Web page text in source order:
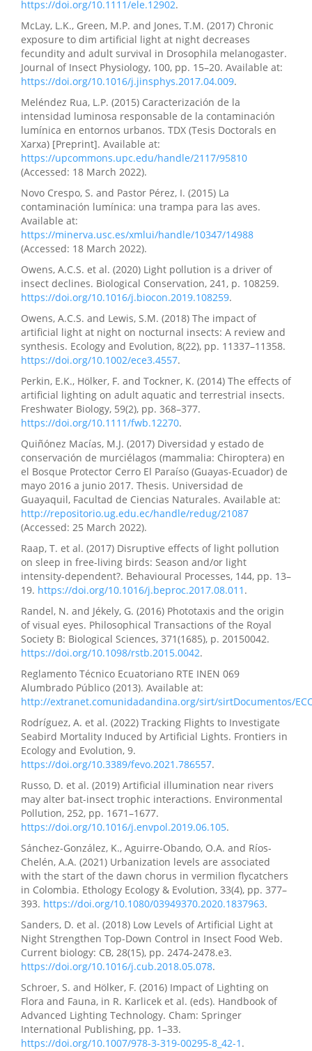
https://doi.org/10.1111/ele.12902.
McLay, L.K., Green, M.P. and Jones, T.M. (2017) Chronic
exposure to dim artificial light at night decreases
fecundity and adult survival in Drosophila melanogaster.
Journal of Insect Physiology, 100, pp. 15–20. Available at:
https://doi.org/10.1016/j.jinsphys.2017.04.009.
Meléndez Rua, L.P. (2015) Caracterización de la
intensidad luminosa responsable de la contaminación
lumínica en entornos urbanos. TDX (Tesis Doctorals en
Xarxa) [Preprint]. Available at:
https://upcommons.upc.edu/handle/2117/95810
(Accessed: 18 March 2022).
Novo Crespo, S. and Pastor Pérez, I. (2015) La
contaminación lumínica: una trampa para las aves.
Available at:
https://minerva.usc.es/xmlui/handle/10347/14988
(Accessed: 18 March 2022).
Owens, A.C.S. et al. (2020) Light pollution is a driver of
insect declines. Biological Conservation, 241, p. 108259.
https://doi.org/10.1016/j.biocon.2019.108259.
Owens, A.C.S. and Lewis, S.M. (2018) The impact of
artificial light at night on nocturnal insects: A review and
synthesis. Ecology and Evolution, 8(22), pp. 11337–11358.
https://doi.org/10.1002/ece3.4557.
Perkin, E.K., Hölker, F. and Tockner, K. (2014) The effects of
artificial lighting on adult aquatic and terrestrial insects.
Freshwater Biology, 59(2), pp. 368–377.
https://doi.org/10.1111/fwb.12270.
Quiñónez Macías, M.J. (2017) Diversidad y estado de
conservación de murciélagos (mammalia: Chiroptera) en
el Bosque Protector Cerro El Paraíso (Guayas-Ecuador) de
mayo 2016 a junio 2017. Thesis. Universidad de
Guayaquil, Facultad de Ciencias Naturales. Available at:
http://repositorio.ug.edu.ec/handle/redug/21087
(Accessed: 25 March 2022).
Raap, T. et al. (2017) Disruptive effects of light pollution
on sleep in free-living birds: Season and/or light
intensity-dependent?. Behavioural Processes, 144, pp. 13–
19. https://doi.org/10.1016/j.beproc.2017.08.011 .
Randel, N. and Jékely, G. (2016) Phototaxis and the origin
of visual eyes. Philosophical Transactions of the Royal
Society B: Biological Sciences, 371(1685), p. 20150042.
https://doi.org/10.1098/rstb.2015.0042.
Reglamento Técnico Ecuatoriano RTE INEN 069
Alumbrado Público (2013). Available at:
http://extranet.comunidadandina.org/sirt/sirtDocumentos/
Rodríguez, A. et al. (2022) Tracking Flights to Investigate
Seabird Mortality Induced by Artificial Lights. Frontiers in
Ecology and Evolution, 9.
https://doi.org/10.3389/fevo.2021.786557.
Russo, D. et al. (2019) Artificial illumination near rivers
may alter bat-insect trophic interactions. Environmental
Pollution, 252, pp. 1671–1677.
https://doi.org/10.1016/j.envpol.2019.06.105.
Sánchez-González, K., Aguirre-Obando, O.A. and Ríos-
Chelén, A.A. (2021) Urbanization levels are associated
with the start of the dawn chorus in vermilion flycatchers
in Colombia. Ethology Ecology & Evolution, 33(4), pp. 377–
393. https://doi.org/10.1080/03949370.2020.1837963.
Sanders, D. et al. (2018) Low Levels of Artificial Light at
Night Strengthen Top-Down Control in Insect Food Web.
Current biology: CB, 28(15), pp. 2474-2478.e3.
https://doi.org/10.1016/j.cub.2018.05.078.
Schroer, S. and Hölker, F. (2016) Impact of Lighting on
Flora and Fauna, in R. Karlicek et al. (eds). Handbook of
Advanced Lighting Technology. Cham: Springer
International Publishing, pp. 1–33.
https://doi.org/10.1007/978-3-319-00295-8_42-1 .